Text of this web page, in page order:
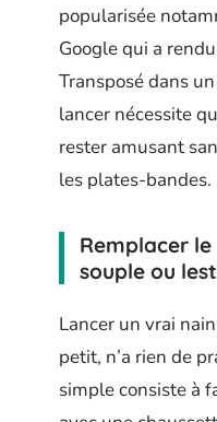
popularisée
Google qui a
Transposé dans
lancer nécessite
rester amusant
les plates-bandes.
Remplacer
souple ou
Lancer un vrai
petit, n’a rien de
simple consiste à